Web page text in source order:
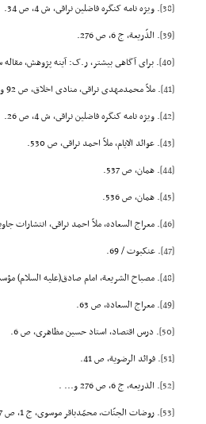
[38]
. ویژه نامه کنگره فاضلین نراقى، ش 4، ص 34.
[39]
. الذّریعة، ج 6، ص 276.
[40]
. براى آگاهى بیشتر، ر.ک: آینه پژوهش،
[41]
. ملاّ محمدمهدى نراقى، منادى اخلاق، ص 92 و 91.
[42]
. ویژه نامه کنگره فاضلین نراقى، ش 4، ص 26.
[43]
. عوائد الایام، ملاّ احمد نراقى، ص 530.
[44]
. همان، ص 537.
[45]
. همان، ص 536.
[46]
. معراج السعاده، ملاّ احمد نراقى، انتشارات
[47]
. عنکبوت / 69.
[48]
. مصباح الشریعة، امام صادق(علیه السلام)
[49]
. معراج السعادة، ص 63.
[50]
. درس اقتصاد، استاد حسین مظاهرى، ص 6.
[51]
. فوائد الرضویة، ص 41.
[52]
. الذریعه، ج 6، ص 276 و... .
[53]
. روضات الجنّات، محمّدباقر موسوى، ج 1، ص 97.